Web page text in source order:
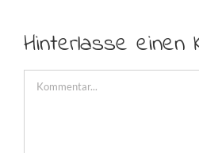
Hinterlasse einen
Kommentar